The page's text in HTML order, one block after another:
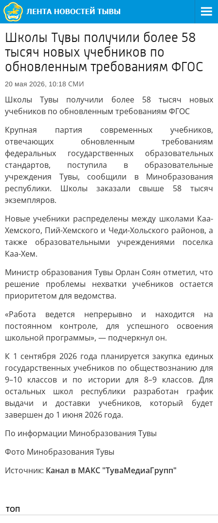
Школы Тувы получили более 58
тысяч новых учебников по
обновленным требованиям ФГОС
20 мая 2026, 10:18 СМИ
Школы Тувы получили более 58 тысяч новых
учебников по обновленным требованиям ФГОС
Крупная партия современных учебников,
отвечающих обновленным требованиям
федеральных государственных образовательных
стандартов, поступила в образовательные
учреждения Тувы, сообщили в Минобразования
республики. Школы заказали свыше 58 тысяч
экземпляров.
Новые учебники распределены между школами Каа-
Хемского, Пий-Хемского и Чеди-Хольского районов, а
также образовательными учреждениями поселка
Каа-Хем.
Министр образования Тувы Орлан Соян отметил, что
решение проблемы нехватки учебников остается
приоритетом для ведомства.
«Работа ведется непрерывно и находится на
постоянном контроле, для успешного освоения
школьной программы», — подчеркнул он.
К 1 сентября 2026 года планируется закупка единых
государственных учебников по обществознанию для
9–10 классов и по истории для 8–9 классов. Для
остальных школ республики разработан график
выдачи и доставки учебников, который будет
завершен до 1 июня 2026 года.
По информации Минобразования Тувы
Фото Минобразования Тувы
Источник: Канал в МАКС "ТуваМедиаГрупп"
ТОП